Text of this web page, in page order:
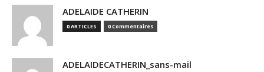
ADELAIDE CATHERIN
0 ARTICLES 0 Commentaires
ADELAIDECATHERIN_sans-mail